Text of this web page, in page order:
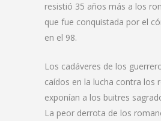
resistió 35 años más a los
que fue conquistada por el
en el 98.
Los cadáveres de los
caídos en la lucha contra los
exponían a los buitres
La peor derrota de los